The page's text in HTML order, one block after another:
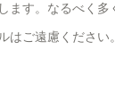
ます。なるべく多
はご遠慮ください。